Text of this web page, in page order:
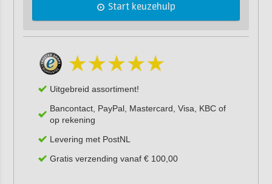
Start keuzehulp
Uitgebreid assortiment!
Bancontact, PayPal, Mastercard, Visa, KBC of
op rekening
Levering met PostNL
Gratis verzending vanaf € 100,00